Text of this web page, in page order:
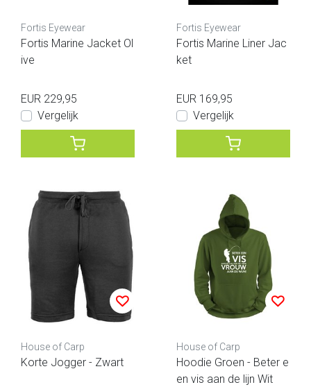
Fortis Eyewear
Fortis Marine Jacket Ol
ive
EUR 229,95
Vergelijk
Fortis Eyewear
Fortis Marine Liner Jac
ket
EUR 169,95
Vergelijk
House of Carp
Korte Jogger - Zwart
House of Carp
Hoodie Groen - Beter e
en vis aan de lijn Wit